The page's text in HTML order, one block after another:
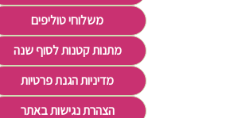
משלוחי טוליפים
מתנות קטנות לסוף שנה
מדיניות הגנת פרטיות
הצהרת נגישות באתר